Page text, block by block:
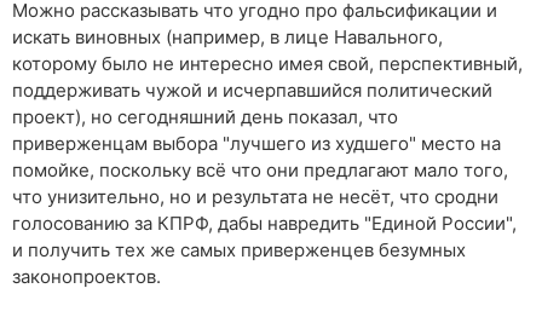
Можно рассказывать что угодно про фальсификации и
искать виновных (например, в лице Навального,
которому было не интересно имея свой, перспективный,
поддерживать чужой и исчерпавшийся политический
проект), но сегодняшний день показал, что
приверженцам выбора "лучшего из худшего" место на
помойке, поскольку всё что они предлагают мало того,
что унизительно, но и результата не несёт, что сродни
голосованию за КПРФ, дабы навредить "Единой России",
и получить тех же самых приверженцев безумных
законопроектов.